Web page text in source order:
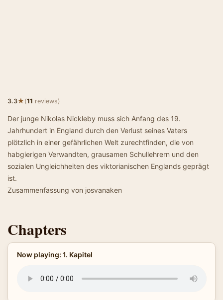
3.3★(11 reviews)
Der junge Nikolas Nickleby muss sich Anfang des 19.
Jahrhundert in England durch den Verlust seines Vaters
plötzlich in einer gefährlichen Welt zurechtfinden, die von
habgierigen Verwandten, grausamen Schullehrern und den
sozialen Ungleichheiten des viktorianischen Englands geprägt
ist.
Zusammenfassung von josvanaken
Chapters
Now playing: 1. Kapitel